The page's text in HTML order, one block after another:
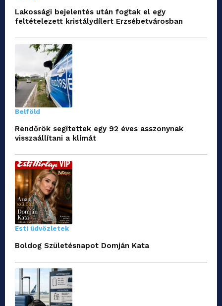
Lakossági bejelentés után fogtak el egy
feltételezett kristálydílert Erzsébetvárosban
Belföld
Rendőrök segítettek egy 92 éves asszonynak
visszaállítani a klímát
Esti üdvözletek
Boldog Születésnapot Domján Kata